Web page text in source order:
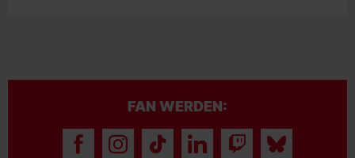
FAN WERDEN: